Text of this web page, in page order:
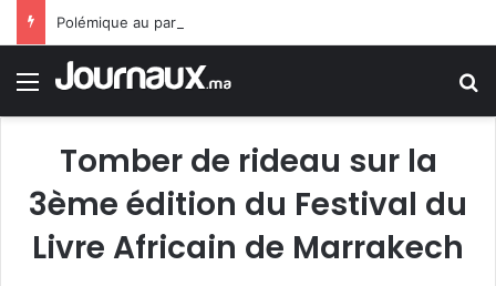
Menu
Tomber de rideau sur la
3ème édition du Festival du
Livre Africain de Marrakech